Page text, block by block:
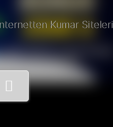
Kumar Siteleri